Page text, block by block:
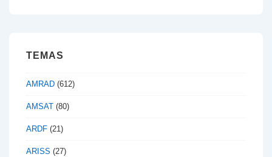
TEMAS
AMRAD (612)
AMSAT (80)
ARDF (21)
ARISS (27)